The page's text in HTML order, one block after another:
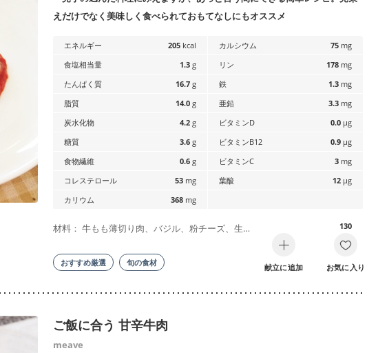
えだけでなく美味しく食べられておもてなしにもオススメ
エネルギー 205 kcal
食塩相当量
1.3 g
たんぱく質
16.7 g
脂質
14.0 g
炭水化物
4.2 g
糖質
3.6 g
食物繊維
0.6 g
コレステロール
53 mg
カリウム
368 mg
カルシウム 75 mg
リン
178 mg
鉄
1.3 mg
亜鉛
3.3 mg
ビタミンD
0.0 µg
ビタミンB12
0.9 µg
ビタミンC
3 mg
葉酸
12 µg
材料： 牛もも薄切り肉、バジル、粉チーズ、生…
おすすめ厳選 旬の食材 献立に追加
130
お気に入り
ご飯に合う 甘辛牛肉
meave